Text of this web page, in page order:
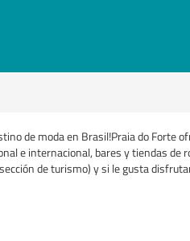
de moda en Brasil!Praia do
e internacional, bares y tiendas
de turismo) y si le gusta